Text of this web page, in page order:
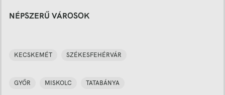
NÉPSZERŰ VÁROSOK
KECSKEMÉT SZÉKESFEHÉRVÁR
GYŐR MISKOLC TATABÁNYA